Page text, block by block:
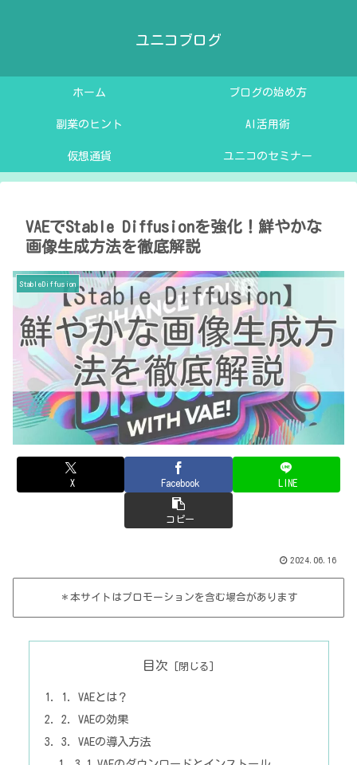
ユニコブログ
ホーム ブログの始め方
副業のヒント AI活用術
仮想通貨 ユニコのセミナー
VAEでStable Diffusionを強化！鮮やかな
画像生成方法を徹底解説
StableDiffusion
X Facebook LINE
コピー
2024.06.16
＊本サイトはプロモーションを含む場合があります
目次
1. VAEとは？
2. VAEの効果
3. VAEの導入方法